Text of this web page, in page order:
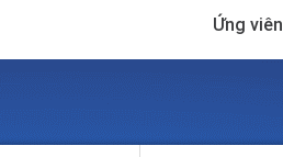
Ứng viên